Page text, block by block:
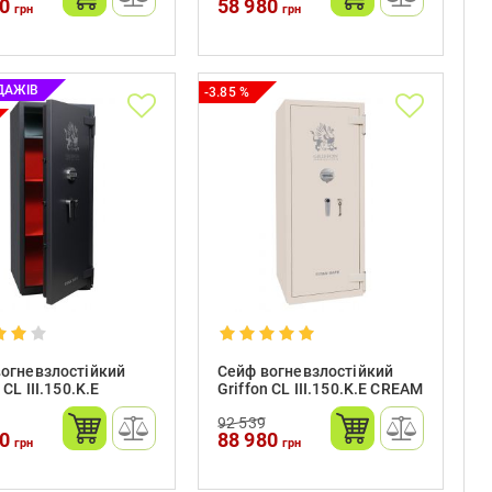
грн 58 980грн
III.150.K.E
грн
-3.85 %
Сейф вогневзлостійкий
Griffon CL III.150.K.E CREAM
92 539
88 980грн